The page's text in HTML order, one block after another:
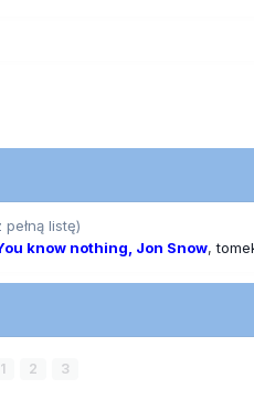
listę)
know nothing, Jon Snow
1 2 3